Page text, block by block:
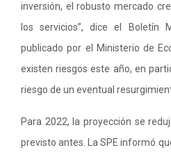
inversión, el robusto mercado
los servicios”, dice el Boletín
publicado por el Ministerio de
existen riesgos este año, en
riesgo de un eventual
Para 2022, la proyección se
previsto antes. La SPE informó